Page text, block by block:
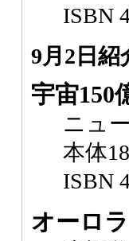
ISBN
9月2日紹
宇宙150
ニュ
本体
ISBN
オーロラ